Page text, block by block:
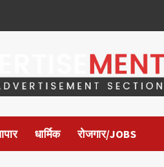
धार्मिक रोजगार/JOBS